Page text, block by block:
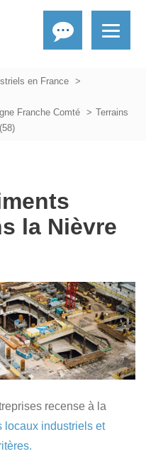
en France
Franche Comté
Terrains
la Nièvre
recense à la
locaux industriels et